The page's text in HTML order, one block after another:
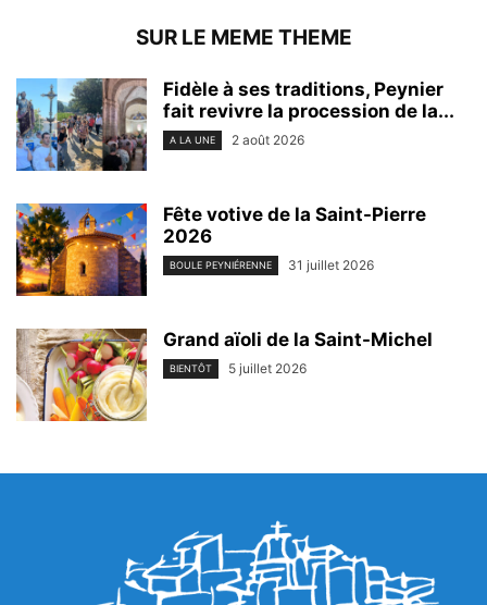
SUR LE MEME THEME
Fidèle à ses traditions, Peynier
fait revivre la procession de la...
A LA UNE 2 août 2026
Fête votive de la Saint-Pierre
2026
BOULE PEYNIÉRENNE 31 juillet 2026
Grand aïoli de la Saint-Michel
BIENTÔT 5 juillet 2026